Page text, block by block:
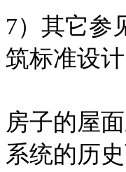
7）其它参
筑标准设
房子的屋
系统的历